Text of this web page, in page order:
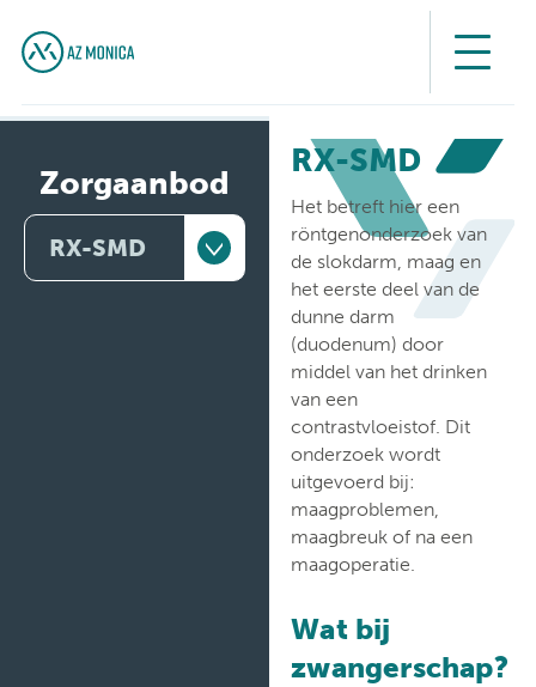
Zorgaanbod
RX-SMD
RX-SMD
Het betreft hier een
röntgenonderzoek van
de slokdarm, maag en
het eerste deel van de
dunne darm
(duodenum) door
middel van het drinken
van een
contrastvloeistof. Dit
onderzoek wordt
uitgevoerd bij:
maagproblemen,
maagbreuk of na een
maagoperatie.
Wat bij
zwangerschap?